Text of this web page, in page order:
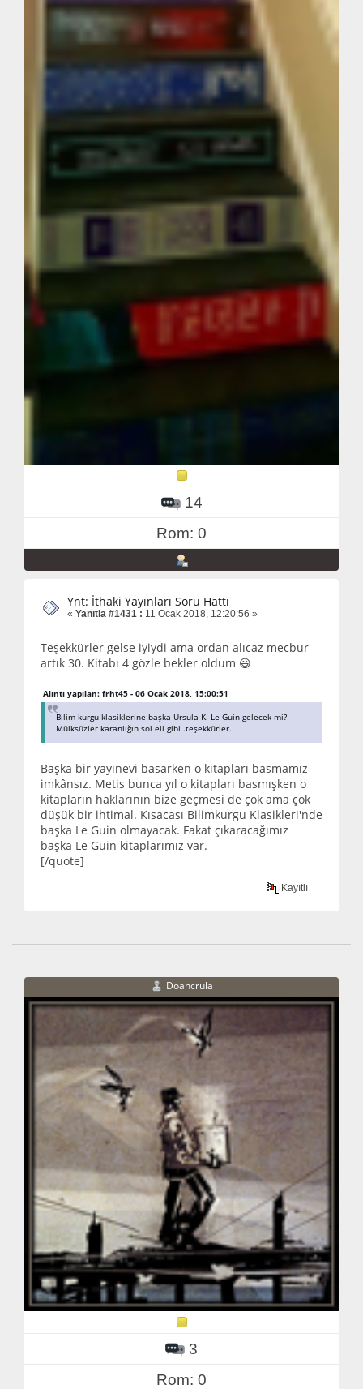
14
Rom: 0
Ynt: İthaki Yayınları Soru Hattı
« Yanıtla #1431 : 11 Ocak 2018, 12:20:56 »
Teşekkürler gelse iyiydi ama ordan alıcaz mecbur
artık 30. Kitabı 4 gözle bekler oldum 😃
Alıntı yapılan: frht45 - 06 Ocak 2018, 15:00:51
Bilim kurgu klasiklerine başka Ursula K. Le Guin gelecek mi?
Mülksüzler karanlığın sol eli gibi .teşekkürler.
Başka bir yayınevi basarken o kitapları basmamız
imkânsız. Metis bunca yıl o kitapları basmışken o
kitapların haklarının bize geçmesi de çok ama çok
düşük bir ihtimal. Kısacası Bilimkurgu Klasikleri'nde
başka Le Guin olmayacak. Fakat çıkaracağımız
başka Le Guin kitaplarımız var.
[/quote]
Kayıtlı
Doancrula
3
Rom: 0